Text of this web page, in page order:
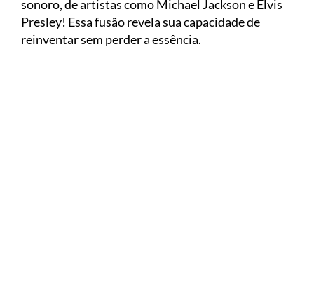
sonoro, de artistas como Michael Jackson e Elvis
Presley! Essa fusão revela sua capacidade de
reinventar sem perder a essência.